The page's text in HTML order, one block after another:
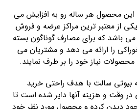
محصول هر ساله رو به افزایش می
از معتبر ترین مراکز عرضه و فروش
باشد که برای مصارف گوناگون بسته
را ارائه می دهد و مشتریان می
محصولات نیاز خود را بر طرف نمایند.
بیوتی سالت با هدف راحتی خرید
وقت و هزینه آنها دایر شده است تا